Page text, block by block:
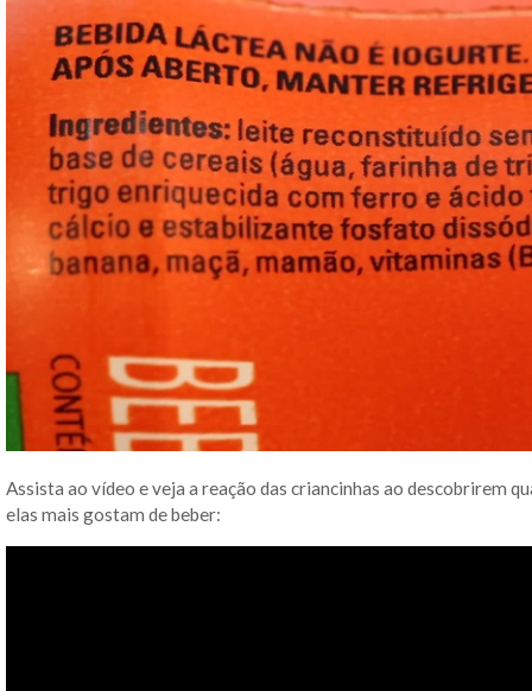
Assista ao vídeo e veja a reação das criancinhas ao descobrirem
elas mais gostam de beber: